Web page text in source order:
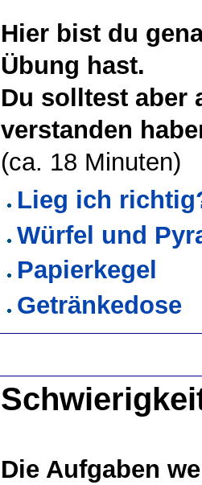
Hier bist du
Übung hast.
Du solltest aber
verstanden
(ca. 18 Minuten)
Lieg ich
Würfel und
Papierkegel
Getränkedose
Die Aufgaben